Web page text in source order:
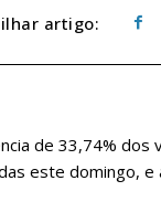
artigo:
de 33,74% dos
este domingo,